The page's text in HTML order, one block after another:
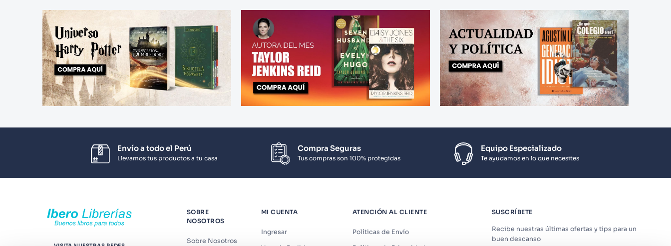
Envío a todo el Perú
Llevamos tus productos a tu casa
Compra Seguras
Tus compras son 100% protegidas
Equipo Especializado
Te ayudamos en lo que necesites
SOBRE
NOSOTROS
Sobre Nosotros
MI CUENTA
Ingresar
ATENCIÓN AL CLIENTE
Políticas de Envío
SUSCRÍBETE
Recibe nuestras últimas ofertas y tips para un
buen descanso